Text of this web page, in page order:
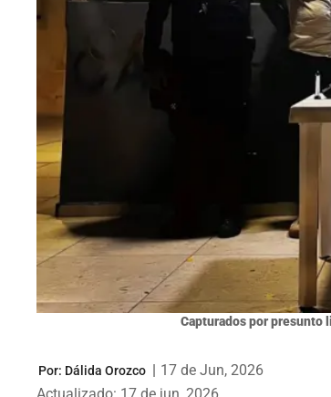
Capturados por presunto
Por: Dálida Orozco | 17 de Jun, 2026